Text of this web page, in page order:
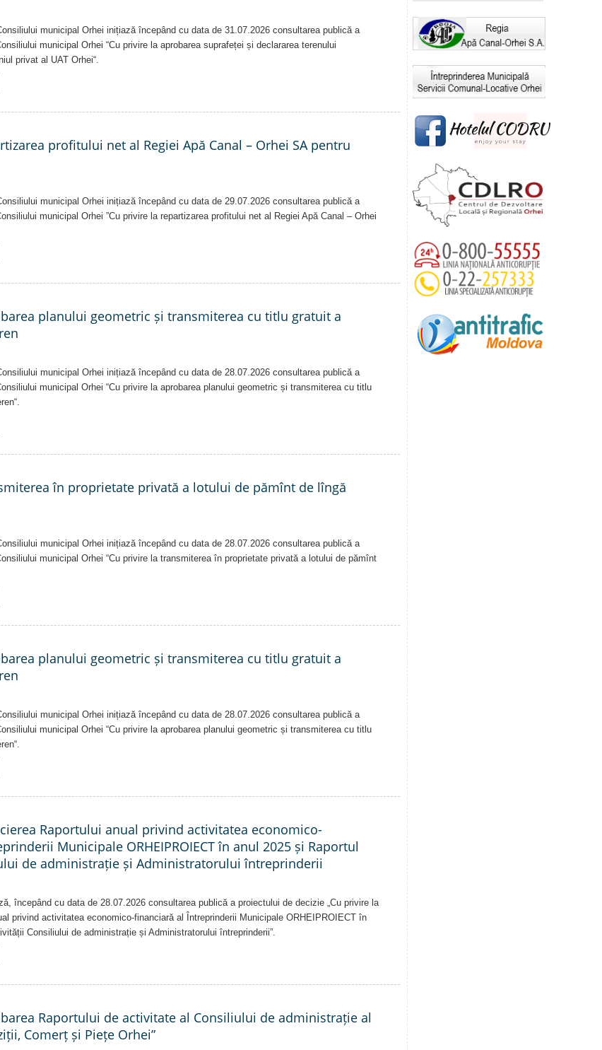
municipal Orhei inițiază începând cu data de 31.07.2026 consultarea publică a
municipal Orhei “Cu privire la aprobarea suprafeței și declararea terenului
privat al UAT Orhei“.
profitului net al Regiei Apă Canal – Orhei SA pentru
municipal Orhei inițiază începând cu data de 29.07.2026 consultarea publică a
municipal Orhei ”Cu privire la repartizarea profitului net al Regiei Apă Canal – Orhei
planului geometric și transmiterea cu titlu gratuit a
municipal Orhei inițiază începând cu data de 28.07.2026 consultarea publică a
municipal Orhei “Cu privire la aprobarea planului geometric și transmiterea cu titlu
în proprietate privată a lotului de pămînt de lîngă
municipal Orhei inițiază începând cu data de 28.07.2026 consultarea publică a
municipal Orhei “Cu privire la transmiterea în proprietate privată a lotului de pămînt
planului geometric și transmiterea cu titlu gratuit a
municipal Orhei inițiază începând cu data de 28.07.2026 consultarea publică a
municipal Orhei “Cu privire la aprobarea planului geometric și transmiterea cu titlu
Raportului anual privind activitatea economico-
Municipale ORHEIPROIECT în anul 2025 și Raportul
de administrație și Administratorului întreprinderii
începând cu data de 28.07.2026 consultarea publică a proiectului de decizie „Cu privire la
privind activitatea economico-financiară al Întreprinderii Municipale ORHEIPROIECT în
Consiliului de administrație și Administratorului întreprinderii”.
Raportului de activitate al Consiliului de administrație al
Comerț și Piețe Orhei”